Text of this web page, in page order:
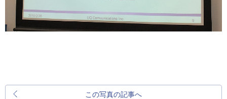
この写真の記事へ